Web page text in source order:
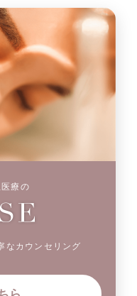
療の
なカウンセリング